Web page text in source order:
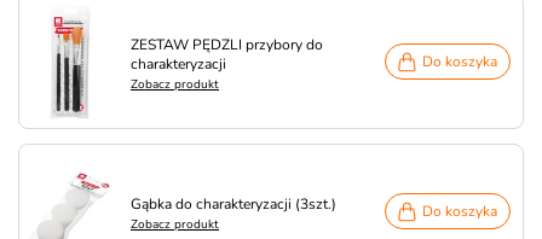
ZESTAW PĘDZLI przybory do
charakteryzacji
Zobacz produkt
Do koszyka
Gąbka do charakteryzacji (3szt.)
Zobacz produkt
Do koszyka